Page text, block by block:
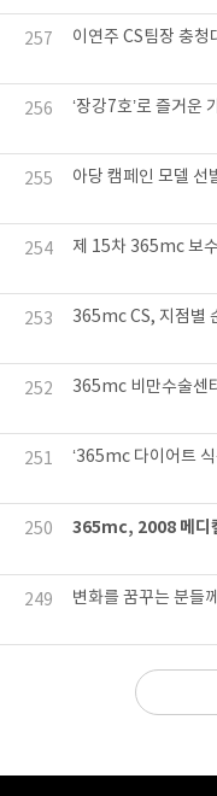
257 이연주 CS팀장 충청
256 ‘장강7호’로 즐거운
255 아당 캠페인 모델
254 제 15차 365mc 보
253 365mc CS, 지점별
252 365mc 비만수술센
251 ‘365mc 다이어트 식
250 365mc, 2008 메디
249 변화를 꿈꾸는 분들